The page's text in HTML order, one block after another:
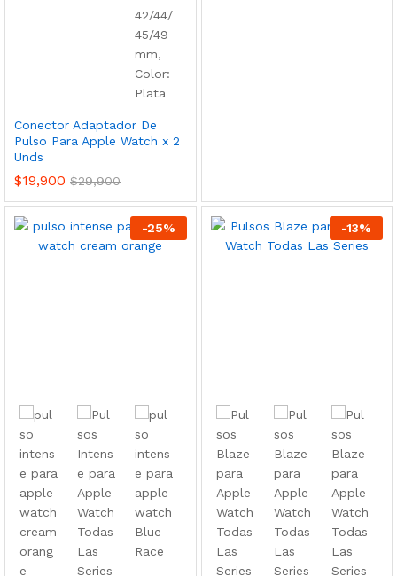
Conector Adaptador De
Pulso Para Apple Watch x 2
Unds
$19,900 $29,900
-25% -13%